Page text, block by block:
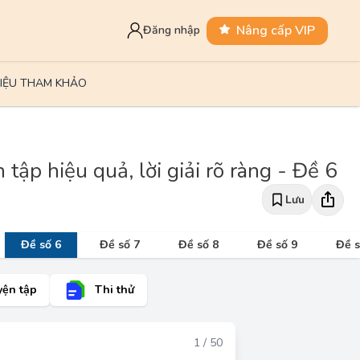
Đăng nhập Nâng cấp VIP
THAM KHẢO
tập hiệu quả, lời giải rõ ràng - Đề 6
Lưu
Đề số 6 Đề số 7 Đề số 8 Đề số 9 Đề
tập Thi thử
1 / 50